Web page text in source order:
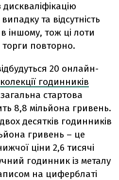
та відсутність
іншому, тож ці лоти
торги повторно.
20 онлайн-
колекції годинників
стартова
8,8 мільйона гривень.
десятків годинників
гривень – це
ціни 2,6 тисячі
годинник із металу
на циферблаті